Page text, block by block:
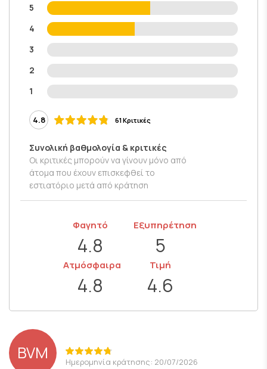
5
4
3
2
1
4.8 61 Κριτικές
Συνολική βαθμολογία & κριτικές
Οι κριτικές μπορούν να γίνουν μόνο από
άτομα που έχουν επισκεφθεί το
εστιατόριο μετά από κράτηση
Φαγητό
4.8
Εξυπηρέτηση
5
Ατμόσφαιρα
4.8
Τιμή
4.6
BVM Ημερομηνία κράτησης: 20/07/2026